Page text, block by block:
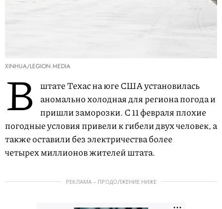
XINHUA/LEGION MEDIA
В штате Техас на юге США установилась
аномально холодная для региона погода и
пришли заморозки. С 11 февраля плохие
погодные условия привели к гибели двух человек, а
также оставили без электричества более
четырех миллионов жителей штата.
РЕКЛАМА – ПРОДОЛЖЕНИЕ НИЖЕ